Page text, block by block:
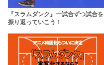
『スラムダンク』一試合ずつ試合を
振り返っていこう！